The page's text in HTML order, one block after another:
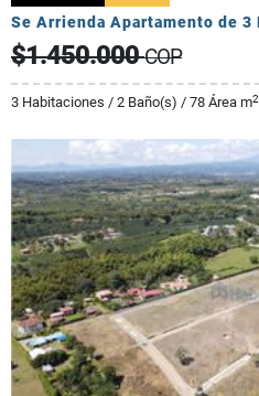
$1.450.000COP
3 Habitaciones / 2 Baño(s) / 78 Área m2